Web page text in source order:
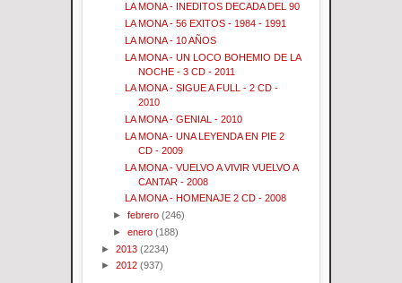
LA MONA - INEDITOS DECADA DEL 90
LA MONA - 56 EXITOS - 1984 - 1991
LA MONA - 10 AÑOS
LA MONA - UN LOCO BOHEMIO DE LA
NOCHE - 3 CD - 2011
LA MONA - SIGUE A FULL - 2 CD -
2010
LA MONA - GENIAL - 2010
LA MONA - UNA LEYENDA EN PIE 2
CD - 2009
LA MONA - VUELVO A VIVIR VUELVO A
CANTAR - 2008
LA MONA - HOMENAJE 2 CD - 2008
►febrero (246)
►enero (188)
► 2013 (2234)
► 2012 (937)